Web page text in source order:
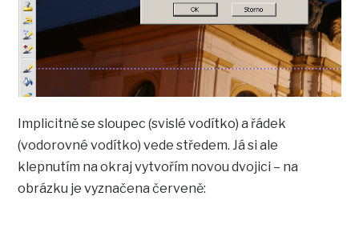
Implicitně se sloupec (svislé vodítko) a řádek
(vodorovné vodítko) vede středem. Já si ale
klepnutím na okraj vytvořím novou dvojici – na
obrázku je vyznačena červeně: